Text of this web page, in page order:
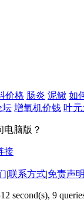
价格 肠炎 泥鳅 如
坛 增氧机价钱 叶
脑版？
接
|联系方式|免责声
second(s), 9